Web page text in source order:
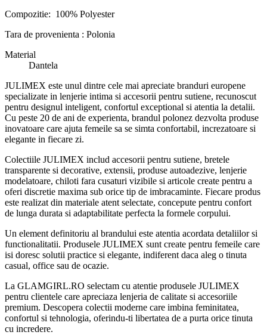
Compozitie: 100% Polyester
Tara de provenienta : Polonia
Material
Dantela
JULIMEX este unul dintre cele mai apreciate branduri europene
specializate in lenjerie intima si accesorii pentru sutiene, recunoscut
pentru designul inteligent, confortul exceptional si atentia la detalii.
Cu peste 20 de ani de experienta, brandul polonez dezvolta produse
inovatoare care ajuta femeile sa se simta confortabil, increzatoare si
elegante in fiecare zi.
Colectiile JULIMEX includ accesorii pentru sutiene, bretele
transparente si decorative, extensii, produse autoadezive, lenjerie
modelatoare, chiloti fara cusaturi vizibile si articole create pentru a
oferi discretie maxima sub orice tip de imbracaminte. Fiecare produs
este realizat din materiale atent selectate, concepute pentru confort
de lunga durata si adaptabilitate perfecta la formele corpului.
Un element definitoriu al brandului este atentia acordata detaliilor si
functionalitatii. Produsele JULIMEX sunt create pentru femeile care
isi doresc solutii practice si elegante, indiferent daca aleg o tinuta
casual, office sau de ocazie.
La GLAMGIRL.RO selectam cu atentie produsele JULIMEX
pentru clientele care apreciaza lenjeria de calitate si accesoriile
premium. Descopera colectii moderne care imbina feminitatea,
confortul si tehnologia, oferindu-ti libertatea de a purta orice tinuta
cu incredere.